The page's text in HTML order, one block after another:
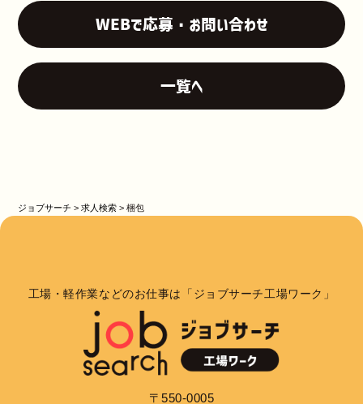
WEBで応募・お問い合わせ
一覧へ
ジョブサーチ >求人検索 >梱包
工場・軽作業などのお仕事は「ジョブサーチ工場ワーク」
〒550-0005